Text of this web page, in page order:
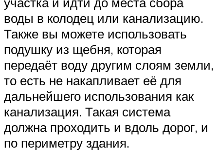
воды в колодец или канализацию.
Также вы можете использовать
подушку из щебня, которая
передаёт воду другим слоям земли,
то есть не накапливает её для
дальнейшего использования как
канализация. Такая система
должна проходить и вдоль дорог, и
по периметру здания.